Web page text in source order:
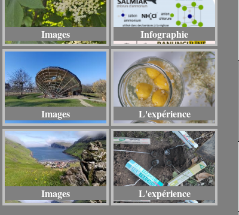
Images Infographie
Images L'expérience
Images L'expérience